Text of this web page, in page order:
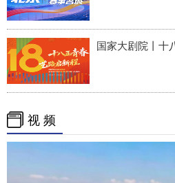
国家大剧院丨十
视 频